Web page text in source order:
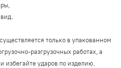
только в упакованном
разгрузочных работах, а
избегайте ударов по изделию.